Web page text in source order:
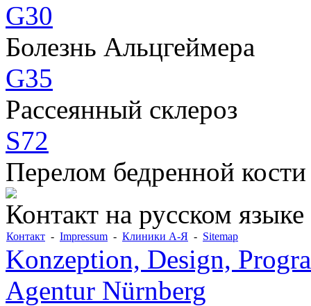
G30
Болезнь Альцгеймера
G35
Рассеянный склероз
S72
Перелом бедренной кости
Контакт на русском
Контакт - Impressum - Клиники А-Я - Sitemap
Konzeption, Design,
Agentur Nürnberg